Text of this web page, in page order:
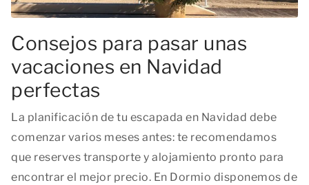
Consejos para pasar unas
vacaciones en Navidad
perfectas
La planificación de tu escapada en Navidad debe
comenzar varios meses antes: te recomendamos
que reserves transporte y alojamiento pronto para
encontrar el mejor precio. En Dormio disponemos de